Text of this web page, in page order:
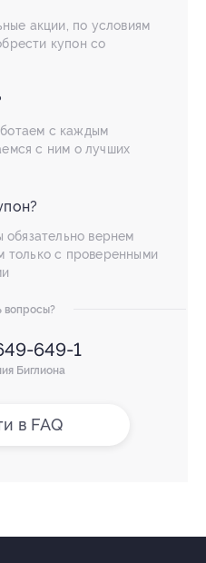
акции, по условиям
купон со
с каждым
с ним о лучших
обязательно вернем
только с проверенными
вопросы?
649-1
Биглиона
в FAQ